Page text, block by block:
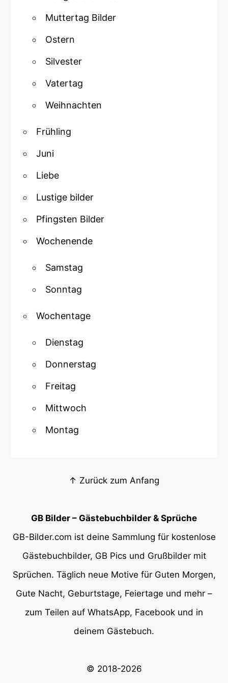
Muttertag Bilder
Ostern
Silvester
Vatertag
Weihnachten
Frühling
Juni
Liebe
Lustige bilder
Pfingsten Bilder
Wochenende
Samstag
Sonntag
Wochentage
Dienstag
Donnerstag
Freitag
Mittwoch
Montag
↑ Zurück zum Anfang
GB Bilder – Gästebuchbilder & Sprüche
GB-Bilder.com ist deine Sammlung für kostenlose
Gästebuchbilder, GB Pics und Grußbilder mit
Sprüchen. Täglich neue Motive für Guten Morgen,
Gute Nacht, Geburtstage, Feiertage und mehr –
zum Teilen auf WhatsApp, Facebook und in
deinem Gästebuch.
© 2018-2026